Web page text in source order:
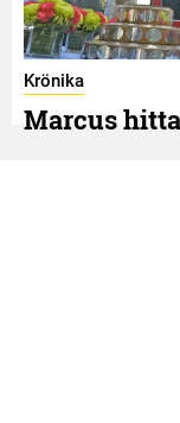
Krönika
Marcus